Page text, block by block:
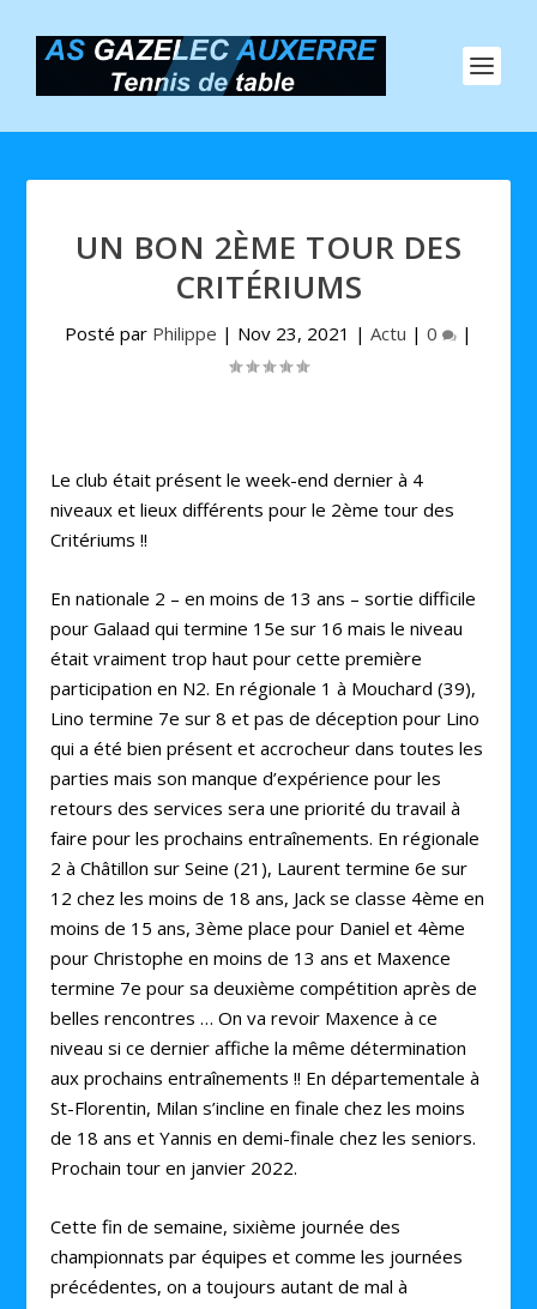
UN BON 2ÈME TOUR DES
CRITÉRIUMS
Posté par Philippe | Nov 23, 2021 | Actu | 0 |
Le club était présent le week-end dernier à 4
niveaux et lieux différents pour le 2ème tour des
Critériums !!
En nationale 2 – en moins de 13 ans – sortie difficile
pour Galaad qui termine 15e sur 16 mais le niveau
était vraiment trop haut pour cette première
participation en N2. En régionale 1 à Mouchard (39),
Lino termine 7e sur 8 et pas de déception pour Lino
qui a été bien présent et accrocheur dans toutes les
parties mais son manque d’expérience pour les
retours des services sera une priorité du travail à
faire pour les prochains entraînements. En régionale
2 à Châtillon sur Seine (21), Laurent termine 6e sur
12 chez les moins de 18 ans, Jack se classe 4ème en
moins de 15 ans, 3ème place pour Daniel et 4ème
pour Christophe en moins de 13 ans et Maxence
termine 7e pour sa deuxième compétition après de
belles rencontres … On va revoir Maxence à ce
niveau si ce dernier affiche la même détermination
aux prochains entraînements !! En départementale à
St-Florentin, Milan s’incline en finale chez les moins
de 18 ans et Yannis en demi-finale chez les seniors.
Prochain tour en janvier 2022.
Cette fin de semaine, sixième journée des
championnats par équipes et comme les journées
précédentes, on a toujours autant de mal à